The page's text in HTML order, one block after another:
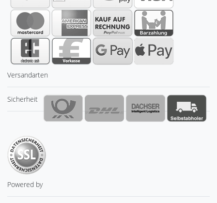
Versandarten
Sicherheit
Powered by